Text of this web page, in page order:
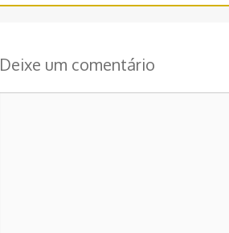
Deixe um comentário